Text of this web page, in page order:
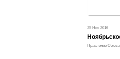
25 Ноя 2016
Правление Союза